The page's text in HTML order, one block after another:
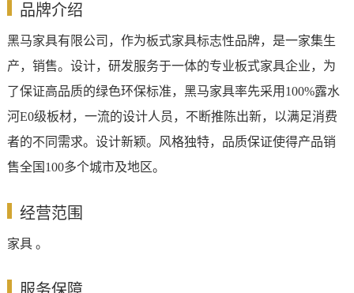
品牌介绍
黑马家具有限公司，作为板式家具标志性品牌，是一家集生
产，销售。设计，研发服务于一体的专业板式家具企业，为
了保证高品质的绿色环保标准，黑马家具率先采用100%露水
河E0级板材，一流的设计人员，不断推陈出新，以满足消费
者的不同需求。设计新颖。风格独特，品质保证使得产品销
售全国100多个城市及地区。
经营范围
家具 。